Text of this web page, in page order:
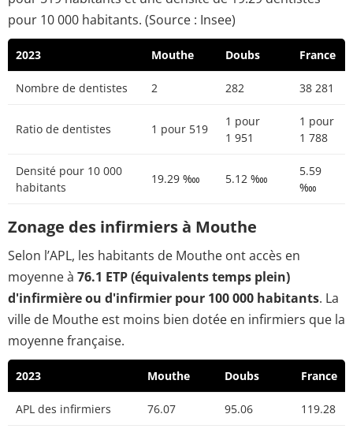
pour 10 000 habitants. (Source : Insee)
2023 Mouthe Doubs France
Nombre de dentistes 2 282 38 281
Ratio de dentistes 1 pour 519
1 pour
1 951
1 pour
1 788
Densité pour 10 000
habitants
19.29 ‱ 5.12 ‱
5.59
‱
Zonage des infirmiers à Mouthe
Selon l’APL, les habitants de Mouthe ont accès en
moyenne à 76.1 ETP (équivalents temps plein)
d'infirmière ou d'infirmier pour 100 000 habitants. La
ville de Mouthe est moins bien dotée en infirmiers que la
moyenne française.
2023 Mouthe Doubs France
APL des infirmiers 76.07 95.06 119.28